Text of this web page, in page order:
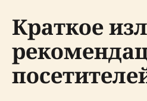
Краткое